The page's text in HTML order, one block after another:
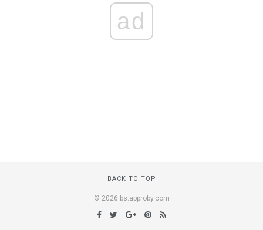
ad
BACK TO TOP
© 2026 bs.approby.com